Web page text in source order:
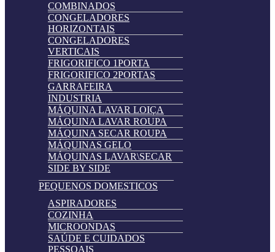
COMBINADOS
CONGELADORES
HORIZONTAIS
CONGELADORES
VERTICAIS
FRIGORIFICO 1PORTA
FRIGORIFICO 2PORTAS
GARRAFEIRA
INDUSTRIA
MÁQUINA LAVAR LOIÇA
MÁQUINA LAVAR ROUPA
MÁQUINA SECAR ROUPA
MÁQUINAS GELO
MÁQUINAS LAVAR\SECAR
SIDE BY SIDE
PEQUENOS DOMESTICOS
ASPIRADORES
COZINHA
MICROONDAS
SAÚDE E CUIDADOS
PESSOAIS